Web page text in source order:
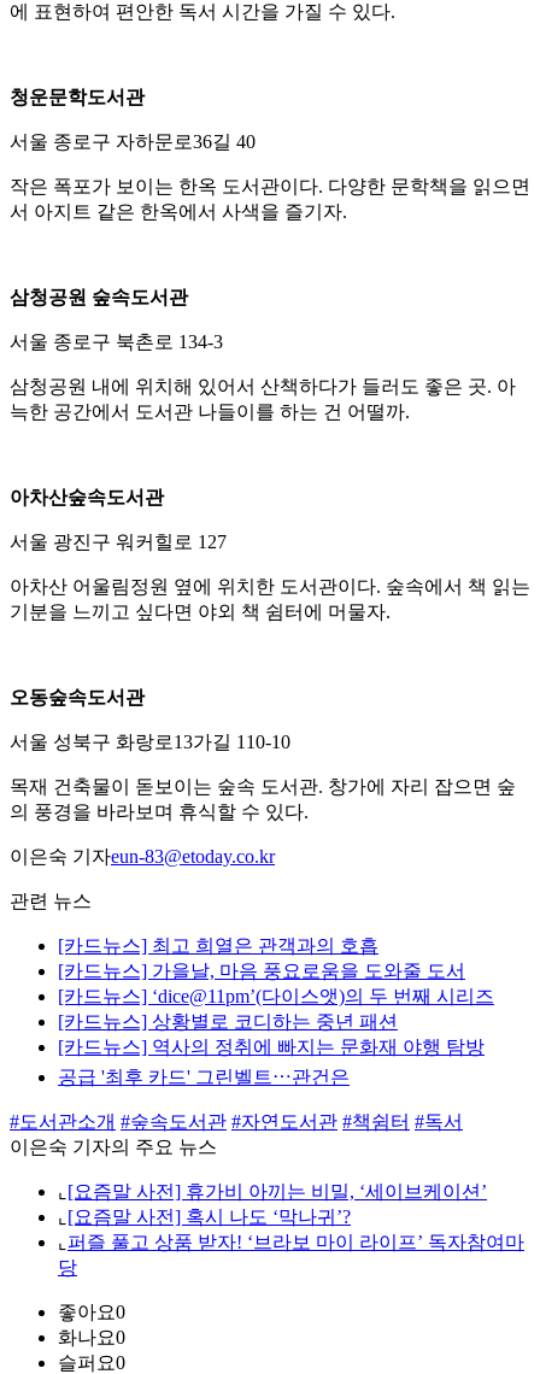
에 표현하여 편안한 독서 시간을 가질 수 있다.
청운문학도서관
서울 종로구 자하문로36길 40
작은 폭포가 보이는 한옥 도서관이다. 다양한 문학책을 읽으면
서 아지트 같은 한옥에서 사색을 즐기자.
삼청공원 숲속도서관
서울 종로구 북촌로 134-3
삼청공원 내에 위치해 있어서 산책하다가 들러도 좋은 곳. 아
늑한 공간에서 도서관 나들이를 하는 건 어떨까.
아차산숲속도서관
서울 광진구 워커힐로 127
아차산 어울림정원 옆에 위치한 도서관이다. 숲속에서 책 읽는
기분을 느끼고 싶다면 야외 책 쉼터에 머물자.
오동숲속도서관
서울 성북구 화랑로13가길 110-10
목재 건축물이 돋보이는 숲속 도서관. 창가에 자리 잡으면 숲
의 풍경을 바라보며 휴식할 수 있다.
이은숙 기자eun-83@etoday.co.kr
관련 뉴스
[카드뉴스] 최고 희열은 관객과의 호흡
[카드뉴스] 가을날, 마음 풍요로움을 도와줄 도서
[카드뉴스] ‘dice@11pm’(다이스앳)의 두 번째 시리즈
[카드뉴스] 상황별로 코디하는 중년 패션
[카드뉴스] 역사의 정취에 빠지는 문화재 야행 탐방
공급 '최후 카드' 그린벨트⋯관건은
#도서관소개 #숲속도서관 #자연도서관 #책쉼터 #독서
이은숙 기자의 주요 뉴스
⌞ [요즘말 사전] 휴가비 아끼는 비밀, ‘세이브케이션’
⌞ [요즘말 사전] 혹시 나도 ‘막나귀’?
⌞ 퍼즐 풀고 상품 받자! ‘브라보 마이 라이프’ 독자참여마
당
좋아요0
화나요0
슬퍼요0